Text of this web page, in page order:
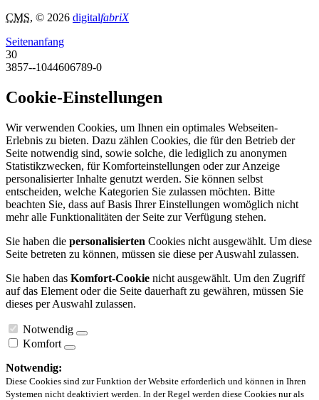
CMS, © 2026 digitalfabriX
Seitenanfang
30
3857--1044606789-0
Cookie-Einstellungen
Wir verwenden Cookies, um Ihnen ein optimales Webseiten-
Erlebnis zu bieten. Dazu zählen Cookies, die für den Betrieb der
Seite notwendig sind, sowie solche, die lediglich zu anonymen
Statistikzwecken, für Komforteinstellungen oder zur Anzeige
personalisierter Inhalte genutzt werden. Sie können selbst
entscheiden, welche Kategorien Sie zulassen möchten. Bitte
beachten Sie, dass auf Basis Ihrer Einstellungen womöglich nicht
mehr alle Funktionalitäten der Seite zur Verfügung stehen.
Sie haben die personalisierten Cookies nicht ausgewählt. Um diese
Seite betreten zu können, müssen sie diese per Auswahl zulassen.
Sie haben das Komfort-Cookie nicht ausgewählt. Um den Zugriff
auf das Element oder die Seite dauerhaft zu gewähren, müssen Sie
dieses per Auswahl zulassen.
Notwendig
Komfort
Notwendig:
Diese Cookies sind zur Funktion der Website erforderlich und können in Ihren
Systemen nicht deaktiviert werden. In der Regel werden diese Cookies nur als